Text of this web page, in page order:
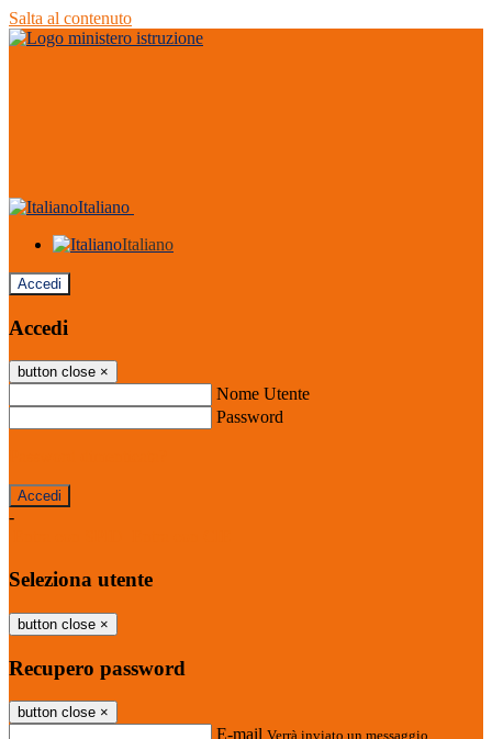
Salta al contenuto
Italiano
Italiano
Accedi
Accedi
button close ×
Nome Utente
Password
-
Seleziona utente
button close ×
Recupero password
button close ×
E-mail Verrà inviato un messaggio